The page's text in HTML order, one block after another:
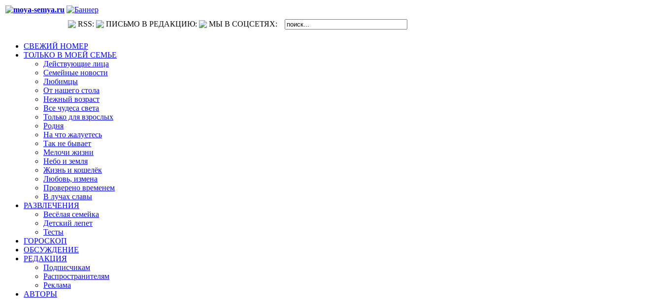
RSS: ПИСЬМО В РЕДАКЦИЮ: МЫ В СОЦСЕТЯХ:
СВЕЖИЙ НОМЕР
ТОЛЬКО В МОЕЙ СЕМЬЕ
Действующие лица
Семейные новости
Любимцы
От нашего стола
Нежный возраст
Все чудеса света
Только для взрослых
Родня
На что жалуетесь
Так не бывает
Мелочи жизни
Небо и земля
Жизнь и кошелёк
Любовь, измена
Проверено временем
В лучах славы
РАЗВЛЕЧЕНИЯ
Весёлая семейка
Детский лепет
Тесты
ГОРОСКОП
ОБСУЖДЕНИЕ
РЕДАКЦИЯ
Подписчикам
Распространителям
Реклама
АВТОРЫ